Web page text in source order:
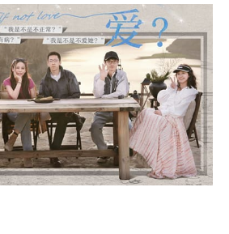
開槓桿通道的門票。 最近在
張圖，說明瞭「當責階梯」的概
Paul Byrne，一位專注於領導力教練
在他的 LinkedIn 發文中 提出 這個模
翻譯整理成中英文對照，再由
加上個人心得推波助瀾，引發廣泛
信任，交給一個「